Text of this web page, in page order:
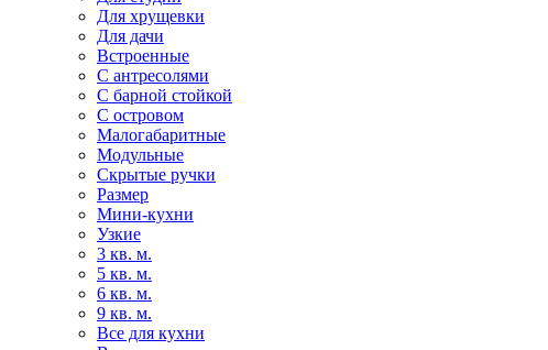
Для хрущевки
Для дачи
Встроенные
С антресолями
С барной стойкой
С островом
Малогабаритные
Модульные
Скрытые ручки
Размер
Мини-кухни
Узкие
3 кв. м.
5 кв. м.
6 кв. м.
9 кв. м.
Все для кухни